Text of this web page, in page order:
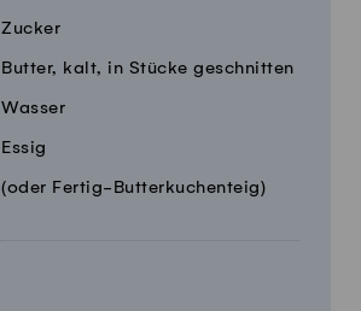
Zucker
Butter, kalt, in Stücke geschnitten
Wasser
Essig
(oder Fertig-Butterkuchenteig)